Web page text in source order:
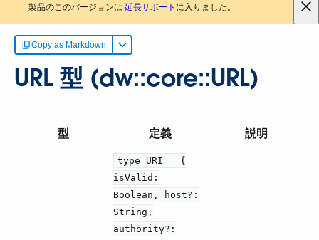
製品のこのバージョンは 延長サポート に入りました。
Copy as Markdown
URL 型 (dw::core::URL)
型 定義 説明
type URI = {
isValid:
Boolean, host?:
String,
authority?: